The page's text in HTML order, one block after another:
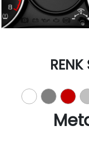
RENK